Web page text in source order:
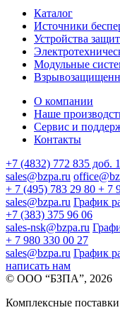
Каталог
Источники
Устройства
Модульные
О компании
Наше
Сервис и
Контакты
+7 (4832) 772 835 доб. 1
sales@bzpa.ru
+ 7 (495) 783 29 80 + 7
sales@bzpa.ru График
+7 (383) 375 96 06
sales-nsk@bzpa.ru
+ 7 980 330 00 27
sales@bzpa.ru График
написать нам
© ООО “БЗПА”, 2026
Комплексные